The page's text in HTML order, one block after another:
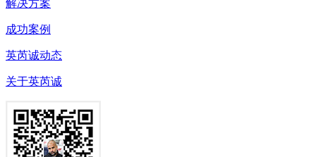
解决方案
成功案例
英芮诚动态
关于英芮诚